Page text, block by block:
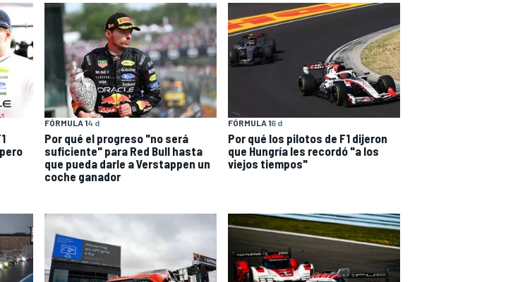
FÓRMULA 14 d
Por qué el progreso "no será
suficiente" para Red Bull hasta
que pueda darle a Verstappen un
coche ganador
FÓRMULA 16 d
Por qué los pilotos de F1 dijeron
que Hungría les recordó "a los
viejos tiempos"